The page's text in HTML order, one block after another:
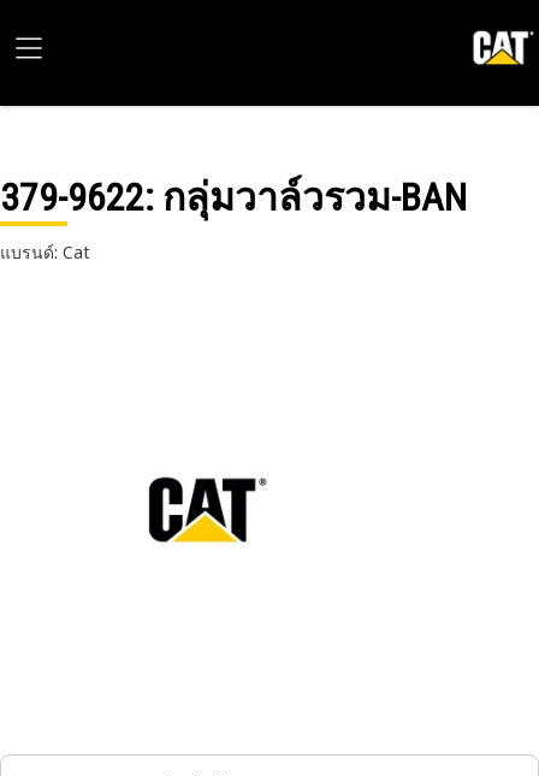
379-9622: กลุ่มวาล์วรวม-BAN
แบรนด์: Cat